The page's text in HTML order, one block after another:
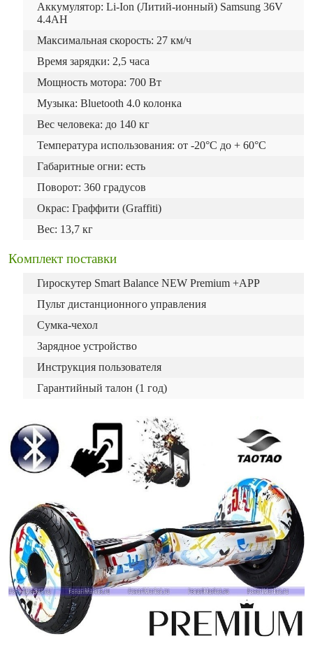
Аккумулятор: Li-Ion (Литий-ионный) Samsung 36V
4.4AH
Максимальная скорость: 27 км/ч
Время зарядки: 2,5 часа
Мощность мотора: 700 Вт
Музыка: Bluetooth 4.0 колонка
Вес человека: до 140 кг
Температура использования: от -20°C до + 60°C
Габаритные огни: есть
Поворот: 360 градусов
Окрас: Граффити (Graffiti)
Вес: 13,7 кг
Комплект поставки
Гироскутер Smart Balance NEW Premium +APP
Пульт дистанционного управления
Сумка-чехол
Зарядное устройство
Инструкция пользователя
Гарантийный талон (1 год)